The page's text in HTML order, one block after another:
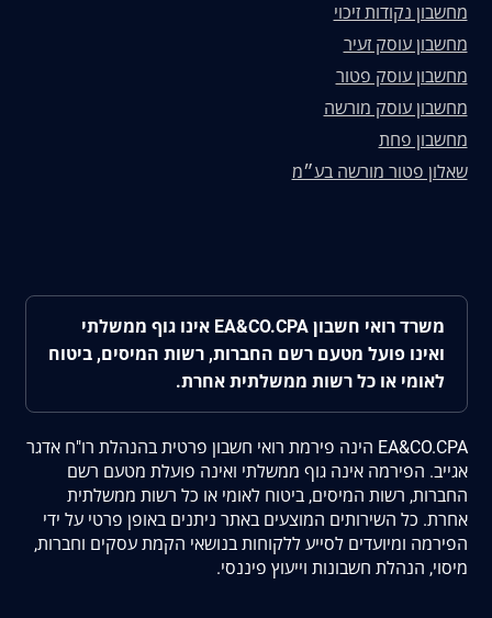
מחשבון נקודות זיכוי
מחשבון עוסק זעיר
מחשבון עוסק פטור
מחשבון עוסק מורשה
מחשבון פחת
שאלון פטור מורשה בע״מ
משרד רואי חשבון EA&CO.CPA אינו גוף ממשלתי
ואינו פועל מטעם רשם החברות, רשות המיסים, ביטוח
לאומי או כל רשות ממשלתית אחרת.
EA&CO.CPA הינה פירמת רואי חשבון פרטית בהנהלת רו"ח אדגר
אגייב. הפירמה אינה גוף ממשלתי ואינה פועלת מטעם רשם
החברות, רשות המיסים, ביטוח לאומי או כל רשות ממשלתית
אחרת. כל השירותים המוצעים באתר ניתנים באופן פרטי על ידי
הפירמה ומיועדים לסייע ללקוחות בנושאי הקמת עסקים וחברות,
מיסוי, הנהלת חשבונות וייעוץ פיננסי.